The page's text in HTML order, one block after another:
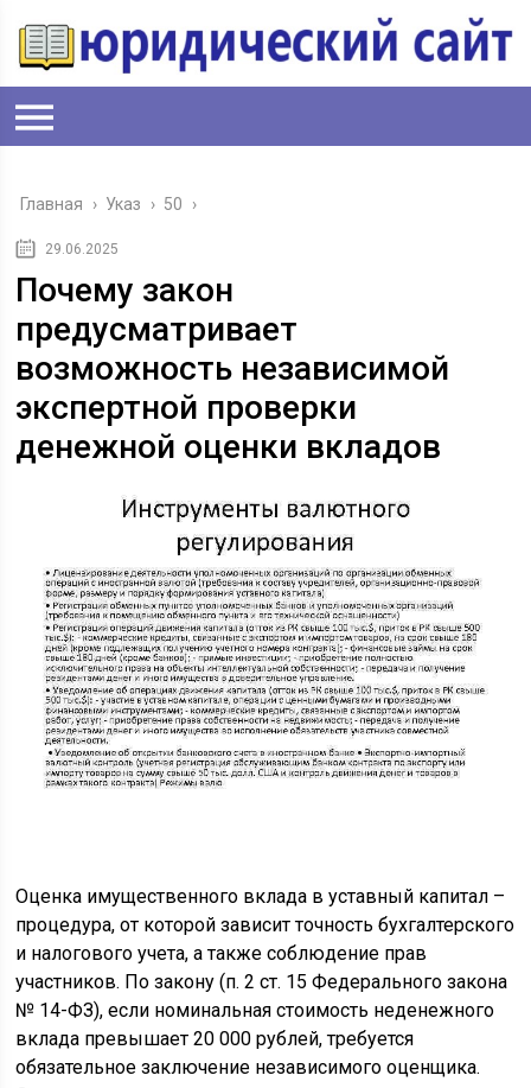
Главная › Указ › 50 ›
29.06.2025
Почему закон
предусматривает
возможность независимой
экспертной проверки
денежной оценки вкладов
Оценка имущественного вклада в уставный капитал –
процедура, от которой зависит точность бухгалтерского
и налогового учета, а также соблюдение прав
участников. По закону (п. 2 ст. 15 Федерального закона
№ 14-ФЗ), если номинальная стоимость неденежного
вклада превышает 20 000 рублей, требуется
обязательное заключение независимого оценщика.